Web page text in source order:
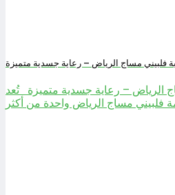
فلبيني مساج الرياض – رعاية جسدية متميزة
الرياض – رعاية جسدية متميزة تُعد